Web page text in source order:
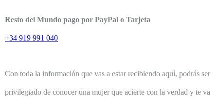
Resto del Mundo pago por PayPal o Tarjeta
+34 919 991 040
Con toda la información que vas a estar recibiendo aquí, podrás ser
privilegiado de conocer una mujer que acierte con la verdad y te va